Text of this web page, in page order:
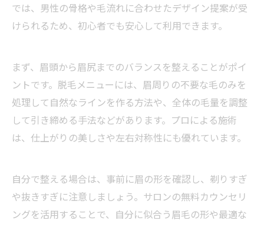
では、男性の骨格や毛流れに合わせたデザイン提案が受
けられるため、初心者でも安心して利用できます。
まず、眉頭から眉尻までのバランスを整えることがポイ
ントです。脱毛メニューには、眉周りの不要な毛のみを
処理して自然なラインを作る方法や、全体の毛量を調整
して引き締める手法などがあります。プロによる施術
は、仕上がりの美しさや左右対称性にも優れています。
自分で整える場合は、事前に眉の形を確認し、剃りすぎ
や抜きすぎに注意しましょう。サロンの無料カウンセリ
ングを活用することで、自分に似合う眉毛の形や最適な